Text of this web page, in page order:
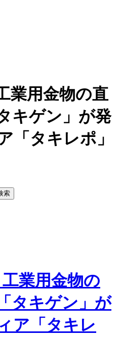
業用金物の直
キゲン」が発
「タキレポ」